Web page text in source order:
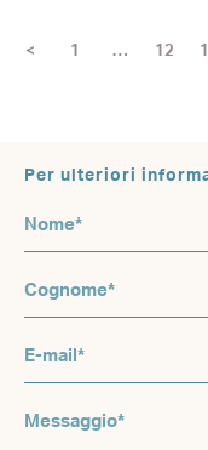
< 1 … 12
Per ulteriori